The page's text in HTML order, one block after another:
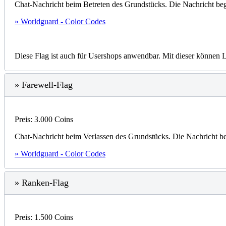
Chat-Nachricht beim Betreten des Grundstücks. Die Nachricht
» Worldguard - Color Codes
Diese Flag ist auch für Usershops anwendbar. Mit dieser
» Farewell-Flag
Preis: 3.000 Coins
Chat-Nachricht beim Verlassen des Grundstücks. Die
» Worldguard - Color Codes
» Ranken-Flag
Preis: 1.500 Coins